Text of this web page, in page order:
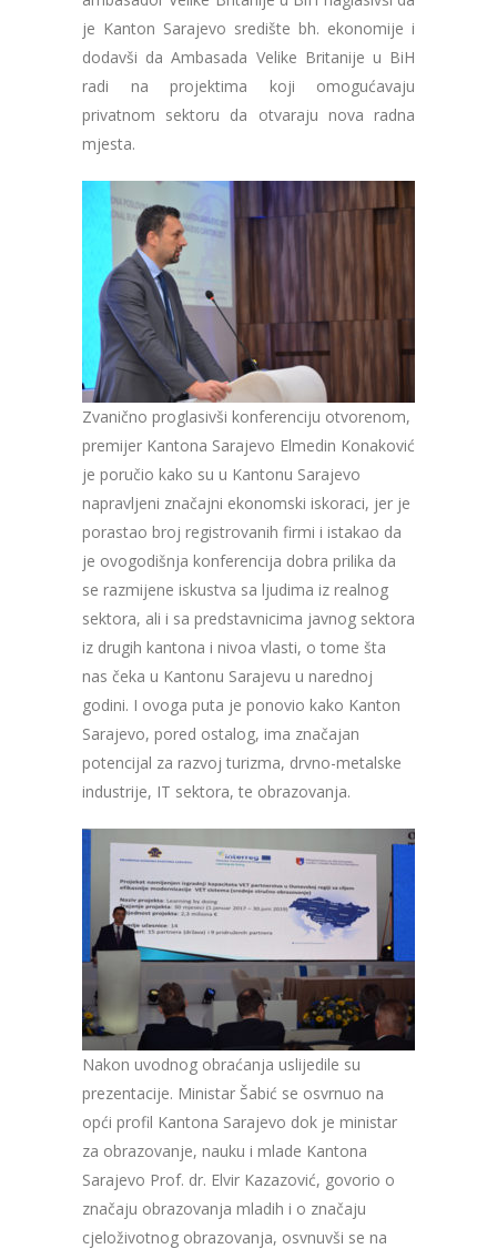
je Kanton Sarajevo središte bh. ekonomije i
dodavši da Ambasada Velike Britanije u BiH
radi na projektima koji omogućavaju
privatnom sektoru da otvaraju nova radna
mjesta.
Zvanično proglasivši konferenciju otvorenom,
premijer Kantona Sarajevo Elmedin Konaković
je poručio kako su u Kantonu Sarajevo
napravljeni značajni ekonomski iskoraci, jer je
porastao broj registrovanih firmi i istakao da
je ovogodišnja konferencija dobra prilika da
se razmijene iskustva sa ljudima iz realnog
sektora, ali i sa predstavnicima javnog sektora
iz drugih kantona i nivoa vlasti, o tome šta
nas čeka u Kantonu Sarajevu u narednoj
godini. I ovoga puta je ponovio kako Kanton
Sarajevo, pored ostalog, ima značajan
potencijal za razvoj turizma, drvno-metalske
industrije, IT sektora, te obrazovanja.
Nakon uvodnog obraćanja uslijedile su
prezentacije. Ministar Šabić se osvrnuo na
opći profil Kantona Sarajevo dok je ministar
za obrazovanje, nauku i mlade Kantona
Sarajevo Prof. dr. Elvir Kazazović, govorio o
značaju obrazovanja mladih i o značaju
cjeloživotnog obrazovanja, osvnuvši se na